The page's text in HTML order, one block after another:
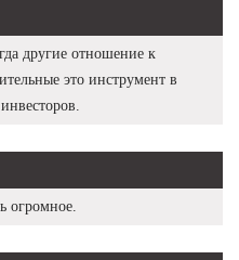
другие отношение к
это инструмент в
огромное.